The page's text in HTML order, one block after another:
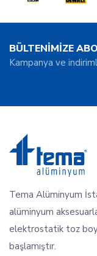
BÜLTENİMİZE
Kampanya ve
Tema Alüminyum
alüminyum
elektrostatik toz
başlamıştır.